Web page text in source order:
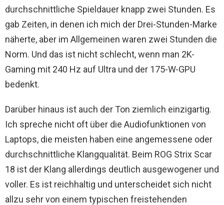
durchschnittliche Spieldauer knapp zwei Stunden. Es
gab Zeiten, in denen ich mich der Drei-Stunden-Marke
näherte, aber im Allgemeinen waren zwei Stunden die
Norm. Und das ist nicht schlecht, wenn man 2K-
Gaming mit 240 Hz auf Ultra und der 175-W-GPU
bedenkt.
Darüber hinaus ist auch der Ton ziemlich einzigartig.
Ich spreche nicht oft über die Audiofunktionen von
Laptops, die meisten haben eine angemessene oder
durchschnittliche Klangqualität. Beim ROG Strix Scar
18 ist der Klang allerdings deutlich ausgewogener und
voller. Es ist reichhaltig und unterscheidet sich nicht
allzu sehr von einem typischen freistehenden